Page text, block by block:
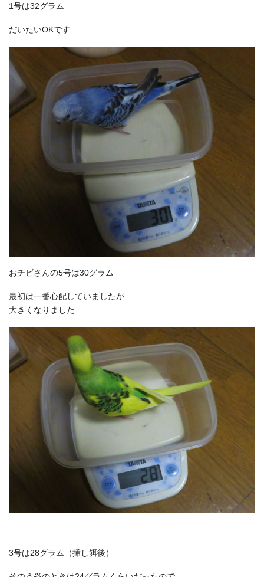
1号は32グラム
だいたいOKです
おチビさんの5号は30グラム
最初は一番心配していましたが
大きくなりました
3号は28グラム（挿し餌後）